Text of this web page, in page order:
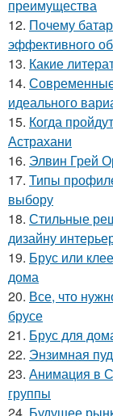
преимущества
12. Почему
эффективного
13. Какие
14.
идеального
15. Когда
Астрахани
16. Элвин Грей
17. Типы
выбору
18. Стильные
дизайну
19. Брус или
дома
20. Все, что
брусе
21. Брус для
22. Энзимная
23. Анимация в
группы